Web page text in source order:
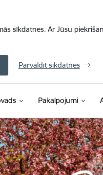
sīkdatnes. Ar Jūsu
Pārvaldīt sīkdatnes
Pakalpojumi